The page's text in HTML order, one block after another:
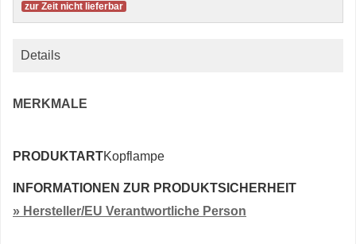
zur Zeit nicht lieferbar
Details
MERKMALE
PRODUKTARTKopflampe
INFORMATIONEN ZUR PRODUKTSICHERHEIT
» Hersteller/EU Verantwortliche Person